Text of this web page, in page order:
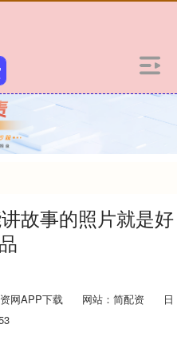
故事的照片就是好
网APP下载 网站：简配资
日